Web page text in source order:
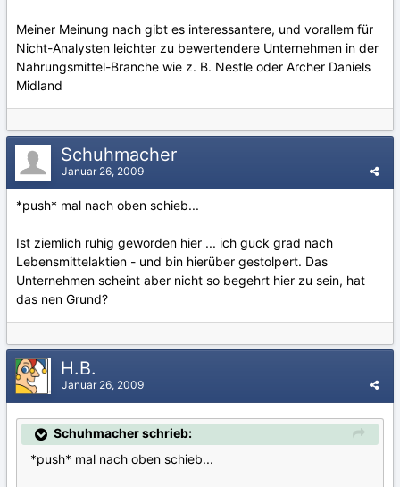
Meiner Meinung nach gibt es interessantere, und vorallem für
Nicht-Analysten leichter zu bewertendere Unternehmen in der
Nahrungsmittel-Branche wie z. B. Nestle oder Archer Daniels
Midland
Schuhmacher
Januar 26, 2009
*push* mal nach oben schieb...
Ist ziemlich ruhig geworden hier ... ich guck grad nach
Lebensmittelaktien - und bin hierüber gestolpert. Das
Unternehmen scheint aber nicht so begehrt hier zu sein, hat
das nen Grund?
H.B.
Januar 26, 2009
Schuhmacher schrieb:
*push* mal nach oben schieb...